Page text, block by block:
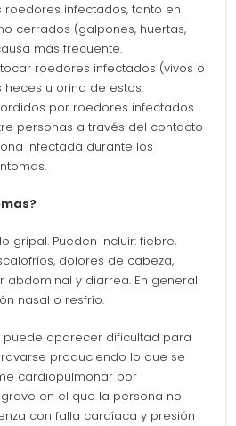
infectados, tanto en
cerrados (galpones, huertas,
más frecuente.
roedores infectados (vivos o
u orina de estos.
por roedores infectados.
personas a través del contacto
infectada durante los
gripal. Pueden incluir: fiebre,
dolores de cabeza,
abdominal y diarrea. En general
nasal o resfrío.
puede aparecer dificultad para
produciendo lo que se
cardiopulmonar por
en el que la persona no
con falla cardíaca y presión